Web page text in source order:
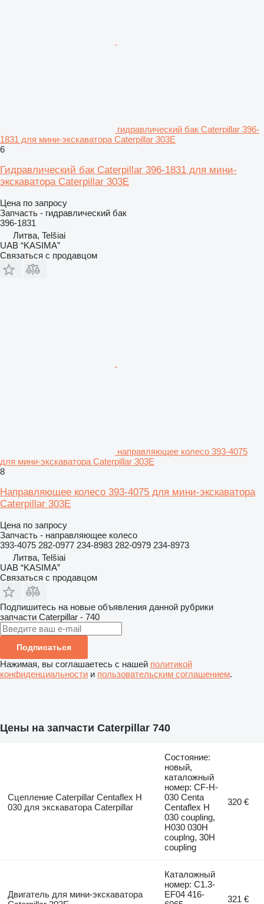
гидравлический бак Caterpillar 396-
1831 для мини-экскаватора Caterpillar 303E
6
Гидравлический бак Caterpillar 396-1831 для мини-
экскаватора Caterpillar 303E
Цена по запросу
Запчасть - гидравлический бак
396-1831
Литва, Telšiai
UAB “KASIMA”
Связаться с продавцом
направляющее колесо 393-4075
для мини-экскаватора Caterpillar 303E
8
Направляющее колесо 393-4075 для мини-экскаватора
Caterpillar 303E
Цена по запросу
Запчасть - направляющее колесо
393-4075 282-0977 234-8983 282-0979 234-8973
Литва, Telšiai
UAB “KASIMA”
Связаться с продавцом
Подпишитесь на новые объявления данной рубрики
запчасти Caterpillar - 740
Подписаться
Нажимая, вы соглашаетесь с нашей политикой
конфиденциальности и пользовательским соглашением.
Цены на запчасти Caterpillar 740
Сцепление Caterpillar Centaflex H
030 для экскаватора Caterpillar
Состояние:
новый,
каталожный
номер: CF-H-
030 Centa
Centaflex H
030 coupling,
H030 030H
couplng, 30H
coupling
320 €
Двигатель для мини-экскаватора
Каталожный
номер: C1.3-
EF04 416-
321 €